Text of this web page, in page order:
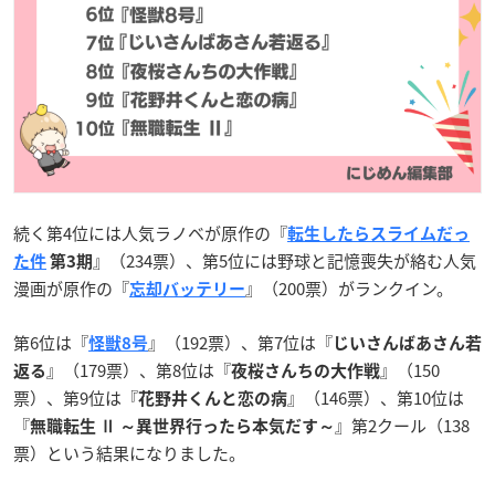
続く第4位には人気ラノベが原作の『転生したらスライムだっ
た件 第3期』（234票）、第5位には野球と記憶喪失が絡む人気
漫画が原作の『忘却バッテリー』（200票）がランクイン。
第6位は『怪獣8号』（192票）、第7位は『 じいさんばあさん若
返る』（179票）、第8位は『夜桜さんちの大作戦』（150
票）、第9位は『花野井くんと恋の病』（146票）、第10位は
『無職転生 Ⅱ ～異世界行ったら本気だす～』第2クール（138
票）という結果になりました。